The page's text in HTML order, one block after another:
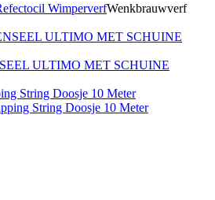
WimperverfWenkbrauwverf
ULTIMO MET SCHUINE
String Doosje 10 Meter